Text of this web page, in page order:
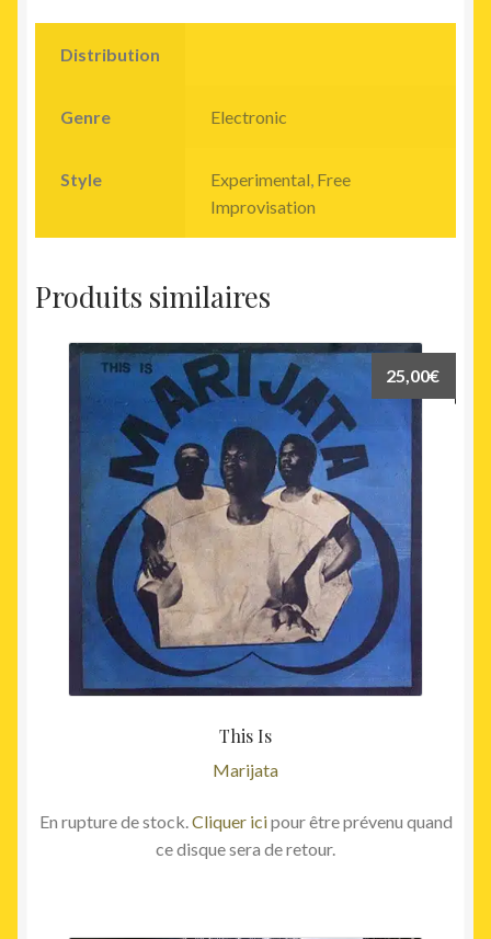
Distribution
Genre Electronic
Style Experimental Free
Improvisation
Produits similaires
This Is
Marijata
25,00€
En rupture de stock.Cliquer icipour être prévenu quand
ce disque sera de retour.